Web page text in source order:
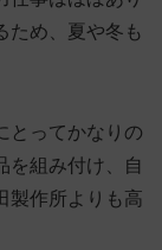
ため、夏や冬も
とってかなりの
を組み付け、自
製作所よりも高